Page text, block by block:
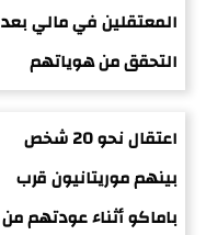
المعتقلين في مالي بعد
التحقق من هوياتهم
اعتقال نحو 20 شخص
بينهم موريتانيون قرب
باماكو أثناء عودتهم من